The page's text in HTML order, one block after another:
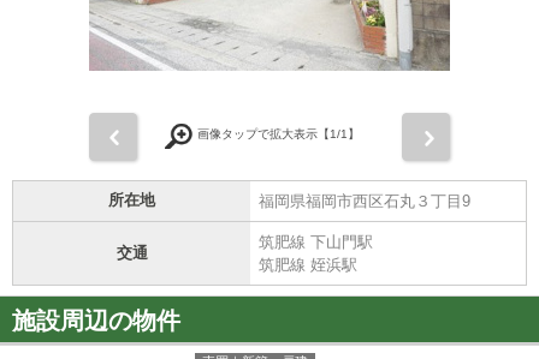
画像タップで拡大表示【1/1】
所在地 福岡県福岡市西区石丸３丁目9
交通
筑肥線 下山門駅
筑肥線 姪浜駅
施設周辺の物件